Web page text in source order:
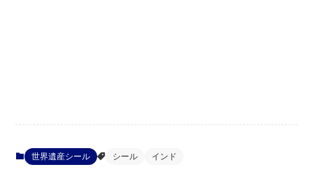
世界遺産シール シール インド